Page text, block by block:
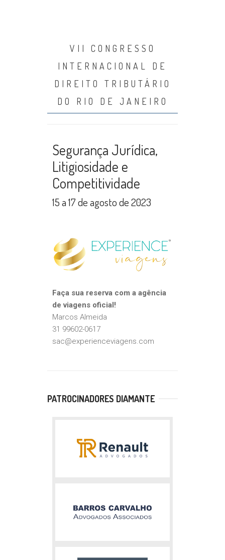
VII CONGRESSO
INTERNACIONAL DE
DIREITO TRIBUTÁRIO
DO RIO DE JANEIRO
Segurança Jurídica,
Litigiosidade e
Competitividade
15 a 17 de agosto de 2023
Faça sua reserva com a agência
de viagens oficial!
Marcos Almeida
31 99602-0617
sac@experienceviagens.com
PATROCINADORES DIAMANTE